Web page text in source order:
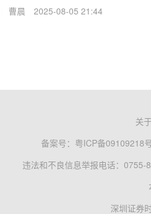
曹晨 2025-08-05 21:44
关
备案号： 粤ICP备09109218
违法和不良信息举报电话：0755-
深圳证券